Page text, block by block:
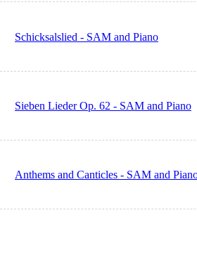
Schicksalslied - SAM and Piano
Sieben Lieder Op. 62 - SAM and Piano
Anthems and Canticles - SAM and